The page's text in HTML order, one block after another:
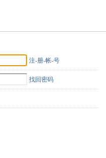
注-册-帐-号
找回密码